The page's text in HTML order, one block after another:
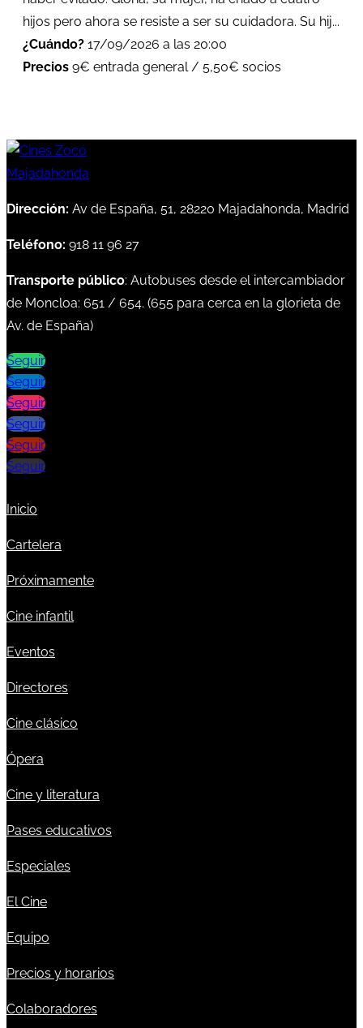
hijos pero ahora se resiste a ser su cuidadora. Su hij...
¿Cuándo? 17/09/2026 a las 20:00
Precios 9€ entrada general / 5,50€ socios
Dirección: Av de España, 51, 28220 Majadahonda, Madrid
Teléfono: 918 11 96 27
Transporte público: Autobuses desde el intercambiador
de Moncloa: 651 / 654. (655 para cerca en la glorieta de
Av. de España)
Seguir
Seguir
Seguir
Seguir
Seguir
Seguir
Inicio
Cartelera
Próximamente
Cine infantil
Eventos
Directores
Cine clásico
Ópera
Cine y literatura
Pases educativos
Especiales
El Cine
Equipo
Precios y horarios
Colaboradores